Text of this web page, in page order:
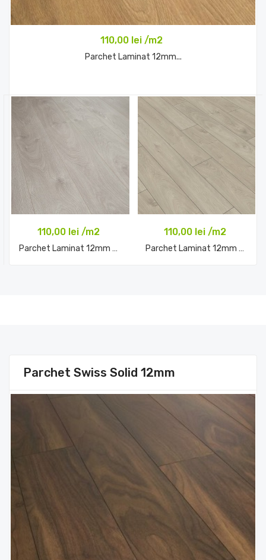
110,00 lei /m2
Parchet Laminat 12mm...
110,00 lei /m2
Parchet Laminat 12mm Solid...
110,00 lei /m2
Parchet Laminat 12mm Solid...
Parchet Swiss Solid 12mm